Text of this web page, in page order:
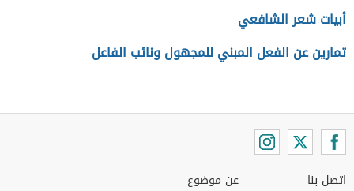
أبيات شعر الشافعي
تمارين عن الفعل المبني للمجهول ونائب الفاعل
اتصل بنا عن موضوع